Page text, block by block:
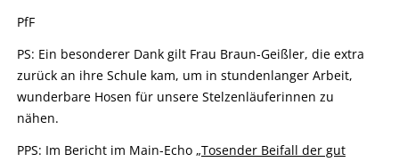
PfF
PS: Ein besonderer Dank gilt Frau Braun-Geißler, die extra
zurück an ihre Schule kam, um in stundenlanger Arbeit,
wunderbare Hosen für unsere Stelzenläuferinnen zu
nähen.
PPS: Im Bericht im Main-Echo „Tosender Beifall der gut